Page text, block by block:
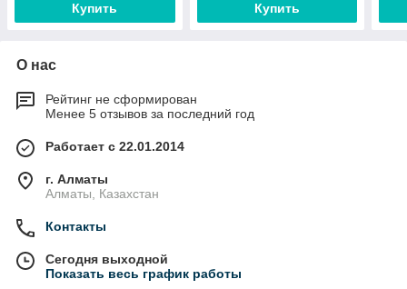
Купить Купить
О нас
Рейтинг не сформирован
Менее 5 отзывов за последний год
Работает с 22.01.2014
г. Алматы
Алматы, Казахстан
Контакты
Сегодня выходной
Показать весь график работы